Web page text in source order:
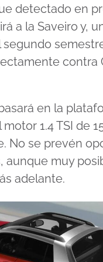
detectado en
a la Saveiro y,
segundo
contra
en la
1.4 TSI de
No se prevén
aunque muy
adelante.